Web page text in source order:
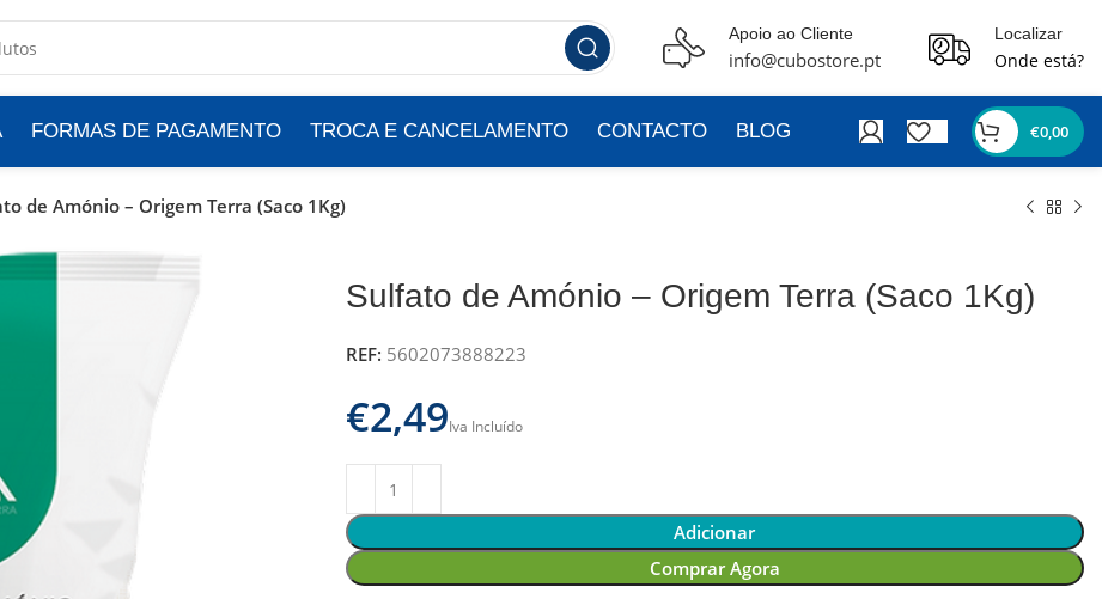
Apoio ao Cliente
info@cubostore.pt
Localizar
Onde está?
FORMAS DE PAGAMENTO TROCA E CANCELAMENTO CONTACTO BLOG €0,00
de Amónio – Origem Terra (Saco 1Kg)
Sulfato de Amónio – Origem Terra (Saco 1Kg)
REF: 5602073888223
€
Adicionar
Comprar Agora